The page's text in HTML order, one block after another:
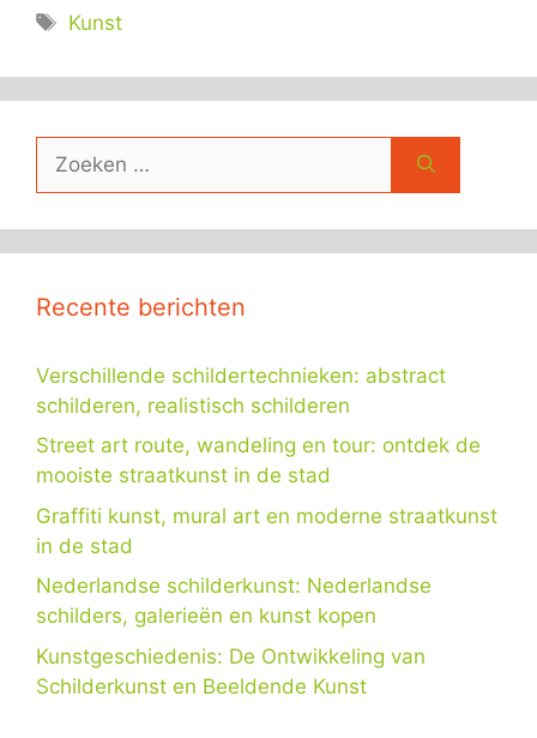
Tags
Kunst
naar:
Recente berichten
Verschillende schildertechnieken: abstract
schilderen, realistisch schilderen
Street art route, wandeling en tour: ontdek de
mooiste straatkunst in de stad
Graffiti kunst, mural art en moderne straatkunst
in de stad
Nederlandse schilderkunst: Nederlandse
schilders, galerieën en kunst kopen
Kunstgeschiedenis: De Ontwikkeling van
Schilderkunst en Beeldende Kunst